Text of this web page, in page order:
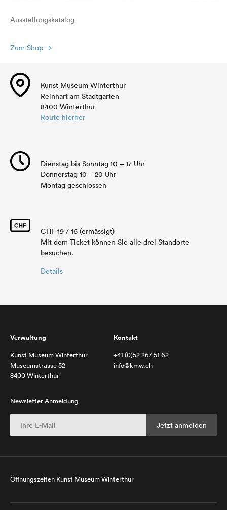
Ausstellungskatalog
Zum Shop
Kunst Museum Winterthur
Reinhart am Stadtgarten
8400 Winterthur
Route hierher
Dienstag bis Sonntag 10 – 17 Uhr
Donnerstag 10 – 20 Uhr
Montag geschlossen
CHF 19 / 16 (ermässigt)
Mit dem Ticket können Sie alle drei Standorte
besuchen.
Details
Verwaltung
Kunst Museum Winterthur
Museumstrasse 52
8400 Winterthur
Kontakt
+41 (0)52 267 51 62
info@kmw.ch
Newsletter Anmeldung
Öffnungszeiten Kunst Museum Winterthur